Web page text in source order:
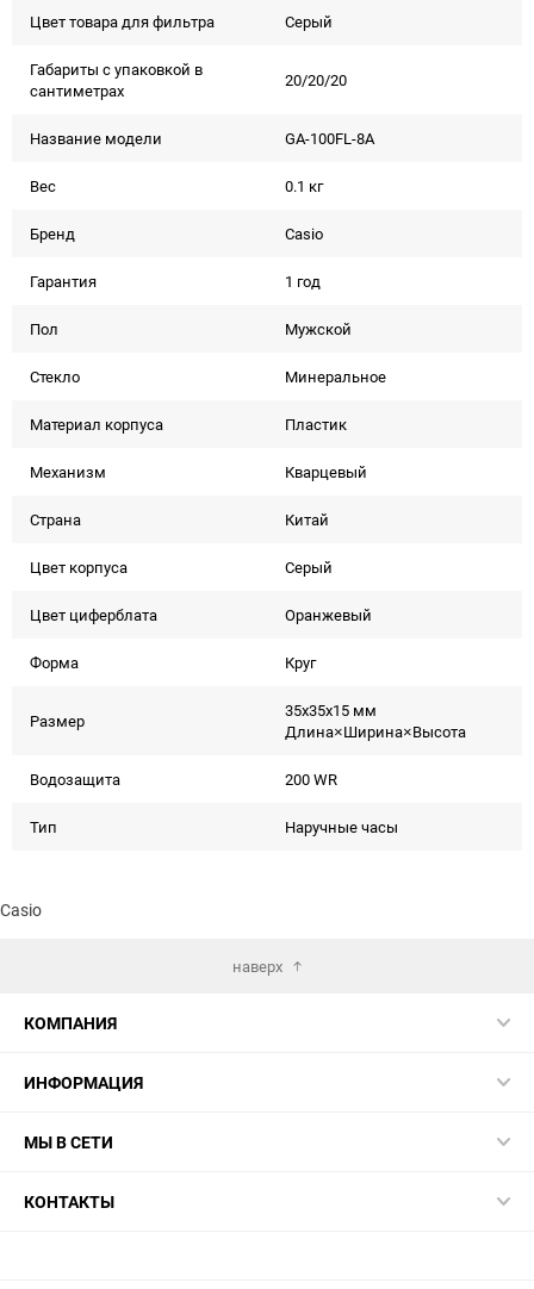
Цвет товара для фильтра Серый
Габариты с упаковкой в
сантиметрах
20/20/20
Название модели GA-100FL-8A
Вес 0.1 кг
Бренд Casio
Гарантия 1 год
Пол Мужской
Стекло Минеральное
Материал корпуса Пластик
Механизм Кварцевый
Страна Китай
Цвет корпуса Серый
Цвет циферблата Оранжевый
Форма Круг
Размер
35x35x15 мм
Длина×Ширина×Высота
Водозащита 200 WR
Тип Наручные часы
Casio
наверх
КОМПАНИЯ
ИНФОРМАЦИЯ
МЫ В СЕТИ
КОНТАКТЫ